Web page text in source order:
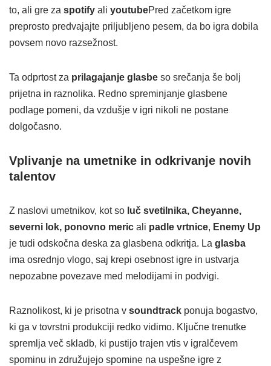
to, ali gre za spotify ali youtubePred začetkom igre
preprosto predvajajte priljubljeno pesem, da bo igra dobila
povsem novo razsežnost.
Ta odprtost za prilagajanje glasbe so srečanja še bolj
prijetna in raznolika. Redno spreminjanje glasbene
podlage pomeni, da vzdušje v igri nikoli ne postane
dolgočasno.
Vplivanje na umetnike in odkrivanje novih
talentov
Z naslovi umetnikov, kot so luč svetilnika, Cheyanne,
severni lok, ponovno meric ali padle vrtnice, Enemy Up
je tudi odskočna deska za glasbena odkritja. La glasba
ima osrednjo vlogo, saj krepi osebnost igre in ustvarja
nepozabne povezave med melodijami in podvigi.
Raznolikost, ki je prisotna v soundtrack ponuja bogastvo,
ki ga v tovrstni produkciji redko vidimo. Ključne trenutke
spremlja več skladb, ki pustijo trajen vtis v igralčevem
spominu in združujejo spomine na uspešne igre z